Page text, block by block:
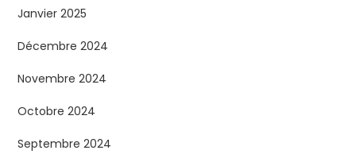
Janvier 2025
Décembre 2024
Novembre 2024
Octobre 2024
Septembre 2024